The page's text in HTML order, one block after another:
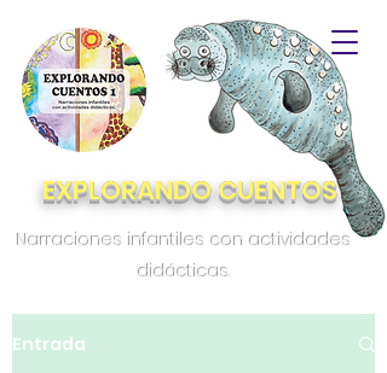
EXPLORANDO CUENTOS
Narraciones infantiles con actividades
didácticas.
Entrada